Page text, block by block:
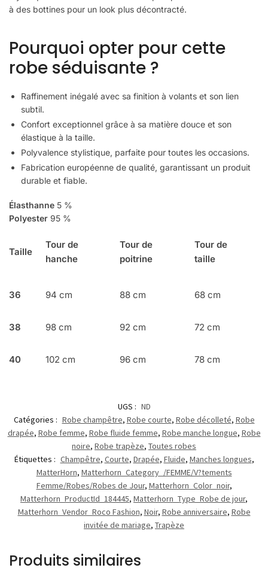
à des bottines pour un look plus décontracté.
Pourquoi opter pour cette
robe séduisante ?
Raffinement inégalé avec sa finition à volants et son lien
subtil.
Confort exceptionnel grâce à sa matière douce et son
élastique à la taille.
Polyvalence stylistique, parfaite pour toutes les occasions.
Fabrication européenne de qualité, garantissant un produit
durable et fiable.
Élasthanne 5 %
Polyester 95 %
Taille
Tour de
hanche
Tour de
poitrine
Tour de
taille
36 94 cm 88 cm 68 cm
38 98 cm 92 cm 72 cm
40 102 cm 96 cm 78 cm
UGS : ND
Catégories : Robe champêtre, Robe courte, Robe décolleté, Robe
drapée, Robe femme, Robe fluide femme, Robe manche longue, Robe
noire, Robe trapèze, Toutes robes
Étiquettes : Champêtre, Courte, Drapée, Fluide, Manches longues,
MatterHorn, Matterhorn_Category_/FEMME/V?tements
Femme/Robes/Robes de Jour, Matterhorn_Color_noir,
Matterhorn_ProductId_184445, Matterhorn_Type_Robe de jour,
Matterhorn_Vendor_Roco Fashion, Noir, Robe anniversaire, Robe
invitée de mariage, Trapèze
Produits similaires